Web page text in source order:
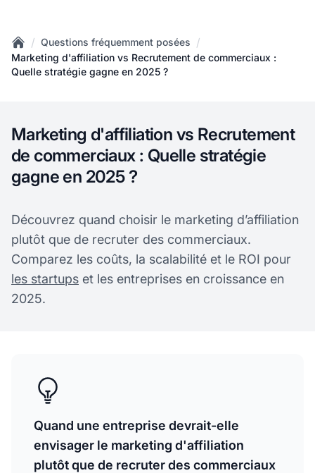
Home
/ Questions fréquemment posées /
Marketing d'affiliation vs Recrutement de commerciaux :
Quelle stratégie gagne en 2025 ?
Marketing d'affiliation vs Recrutement
de commerciaux : Quelle stratégie
gagne en 2025 ?
Découvrez quand choisir le marketing d’affiliation
plutôt que de recruter des commerciaux.
Comparez les coûts, la scalabilité et le ROI pour
les startups et les entreprises en croissance en
2025.
Quand une entreprise devrait-elle
envisager le marketing d'affiliation
plutôt que de recruter des commerciaux